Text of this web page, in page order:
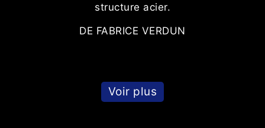
structure acier.
DE FABRICE VERDUN
Voir plus